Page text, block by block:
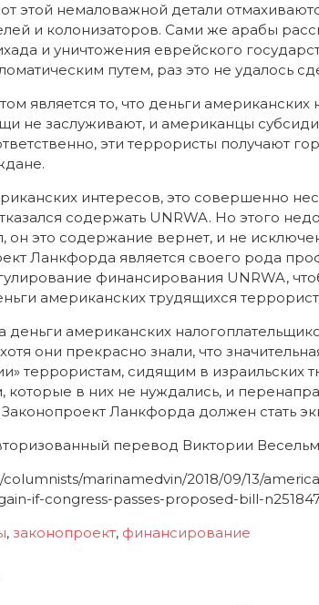
этой немаловажной детали
и колонизаторов. Сами же арабы
и уничтожения еврейского
путем, раз это не удалось
является то, что деньги
не заслуживают, и американцы
эти террористы получают
интересов, это совершенно
содержать UNRWA. Но этого
он это содержание вернет, и не
Ланкфорда является своего рода
финансирования UNRWA,
американских трудящихся
деньги американских
они прекрасно знали, что
террористам, сидящим в израильских
которые в них не нуждались, и
Законопроект Ланкфорда должен стать
перевод Виктории
marinamedvin/2018/09/13/
if-congress-passes-proposed-bill-
, законопроект, финансирование